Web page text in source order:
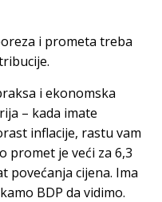
i prometa treba
i ekonomska
– kada imate
inflacije, rastu vam
promet je veći za 6,3
povećanja cijena. Ima
BDP da vidimo.